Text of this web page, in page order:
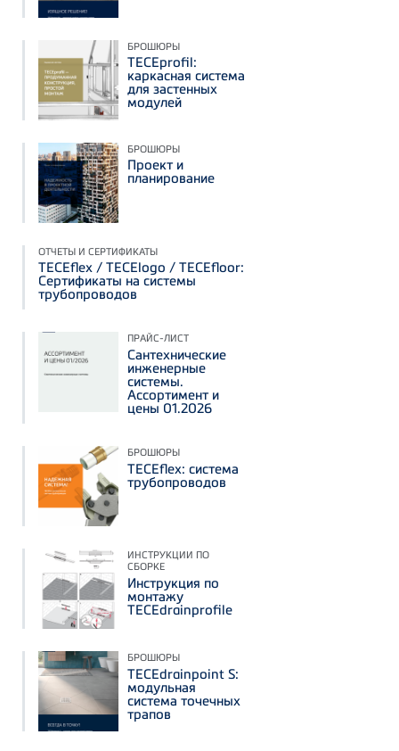
БРОШЮРЫ
TECEprofil:
каркасная система
для застенных
модулей
БРОШЮРЫ
Проект и
планирование
ОТЧЕТЫ И СЕРТИФИКАТЫ
TECEflex / TECElogo / TECEfloor:
Сертификаты на системы
трубопроводов
ПРАЙС-ЛИСТ
Сантехнические
инженерные
системы.
Ассортимент и
цены 01.2026
БРОШЮРЫ
TECEflex: система
трубопроводов
ИНСТРУКЦИИ ПО
СБОРКЕ
Инструкция по
монтажу
TECEdrainprofile
БРОШЮРЫ
TECEdrainpoint S:
модульная
система точечных
трапов